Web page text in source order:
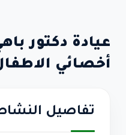
عيادة دكتور
أخصائي
تفاصيل